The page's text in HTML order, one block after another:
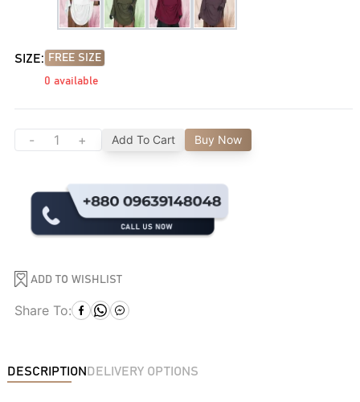
SIZE: FREE SIZE
0 available
- + Add To Cart Buy Now
ADD TO WISHLIST
Share To:
DESCRIPTION DELIVERY OPTIONS